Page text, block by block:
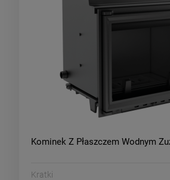
Kominek Z Płaszczem Wodnym
Kratki